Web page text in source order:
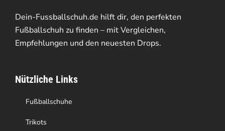
Die
Optionen
können
der
Produktseite
gewählt
Dein-Fussballschuh.de hilft dir, den perfekten
Fußballschuh zu finden – mit Vergleichen,
Empfehlungen und den neuesten Drops.
Nützliche Links
Fußballschuhe
Trikots